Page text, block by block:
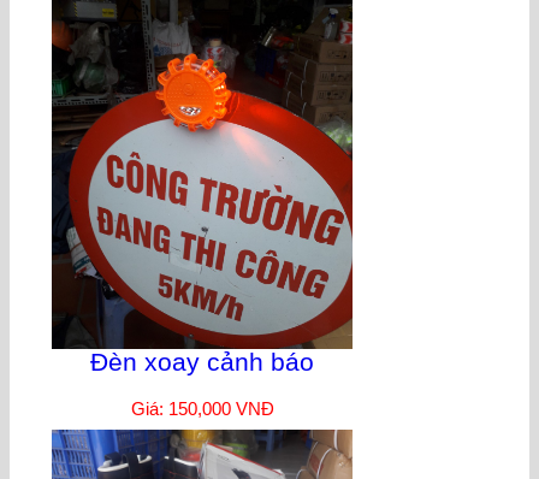
Đèn xoay cảnh báo
Giá: 150,000 VNĐ